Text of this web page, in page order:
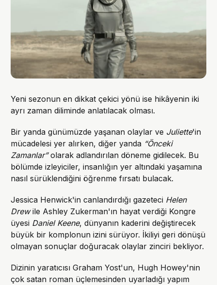
Yeni sezonun en dikkat çekici yönü ise hikâyenin iki
ayrı zaman diliminde anlatılacak olması.
Bir yanda günümüzde yaşanan olaylar ve Juliette'in
mücadelesi yer alırken, diğer yanda “Önceki
Zamanlar”olarak adlandırılan döneme gidilecek. Bu
bölümde izleyiciler, insanlığın yer altındaki yaşamına
nasıl sürüklendiğini öğrenme fırsatı bulacak.
Jessica Henwick'in canlandırdığı gazeteci Helen
Drewile Ashley Zukerman'ın hayat verdiği Kongre
üyesi Daniel Keene, dünyanın kaderini değiştirecek
büyük bir komplonun izini sürüyor. İkiliyi geri dönüşü
olmayan sonuçlar doğuracak olaylar zinciri bekliyor.
Dizinin yaratıcısı Graham Yost'un, Hugh Howey'nin
çok satan roman üçlemesinden uyarladığı yapım